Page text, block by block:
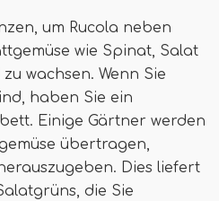
um Rucola neben
wie Spinat, Salat
wachsen. Wenn Sie
haben Sie ein
Einige Gärtner werden
übertragen,
Dies liefert
die Sie